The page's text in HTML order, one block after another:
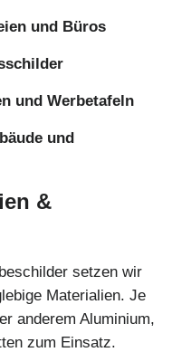
und Büros
und Werbetafeln
und
&
setzen wir
Materialien. Je
anderem Aluminium,
zum Einsatz.